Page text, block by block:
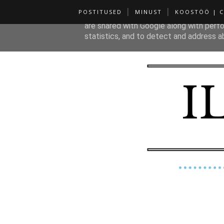
POSTITUSED MINUST KOOSTÖÖ |
This site uses cookies from Google to
are shared with Google along with
statistics, and to detect and address